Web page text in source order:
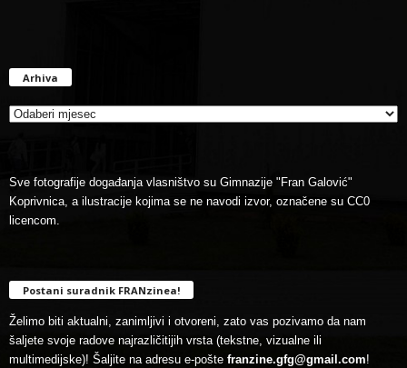
Arhiva
Sve fotografije događanja vlasništvo su Gimnazije "Fran Galović"
Koprivnica, a ilustracije kojima se ne navodi izvor, označene su CC0
licencom.
Postani suradnik FRANzinea!
Želimo biti aktualni, zanimljivi i otvoreni, zato vas pozivamo da nam
šaljete svoje radove najrazličitijih vrsta (tekstne, vizualne ili
multimedijske)! Šaljite na adresu e-pošte franzine.gfg@gmail.com!